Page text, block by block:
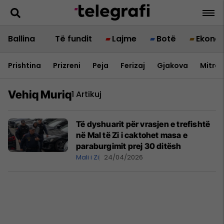
Ballina Të fundit Lajme Botë
Prishtina Prizreni Peja Ferizaj Gjakova
Vehiq Muriq1 Artikuj
Të dyshuarit për vrasjen e trefishtë
në Mal të Zi i caktohet masa e
paraburgimit prej 30 ditësh
Mali i Zi 24/04/2026